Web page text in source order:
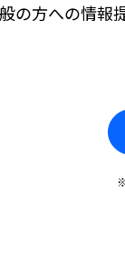
ス撮像法によ
は最も多く
「ウイルスに
菌または真
。
カ所確保 避難
薬品・医療機
の方への情報